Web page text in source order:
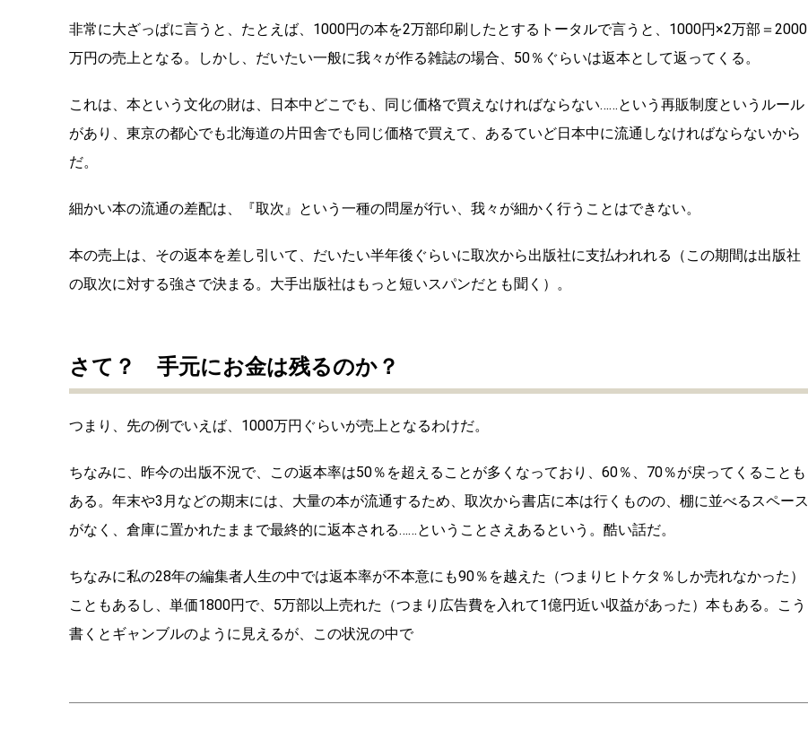
非常に大ざっぱに言うと、たとえば、1000円の本を2万部印刷したとするトータルで言うと、1000円×2万部＝2000
万円の売上となる。しかし、だいたい一般に我々が作る雑誌の場合、50％ぐらいは返本として返ってくる。
これは、本という文化の財は、日本中どこでも、同じ価格で買えなければならない……という再販制度というルール
があり、東京の都心でも北海道の片田舎でも同じ価格で買えて、あるていど日本中に流通しなければならないから
だ。
細かい本の流通の差配は、『取次』という一種の問屋が行い、我々が細かく行うことはできない。
本の売上は、その返本を差し引いて、だいたい半年後ぐらいに取次から出版社に支払われれる（この期間は出版社
の取次に対する強さで決まる。大手出版社はもっと短いスパンだとも聞く）。
さて？ 手元にお金は残るのか？
つまり、先の例でいえば、1000万円ぐらいが売上となるわけだ。
ちなみに、昨今の出版不況で、この返本率は50％を超えることが多くなっており、60％、70％が戻ってくることも
ある。年末や3月などの期末には、大量の本が流通するため、取次から書店に本は行くものの、棚に並べるスペース
がなく、倉庫に置かれたままで最終的に返本される……ということさえあるという。酷い話だ。
ちなみに私の28年の編集者人生の中では返本率が不本意にも90％を越えた（つまりヒトケタ％しか売れなかった）
こともあるし、単価1800円で、5万部以上売れた（つまり広告費を入れて1億円近い収益があった）本もある。こう
書くとギャンブルのように見えるが、この状況の中で